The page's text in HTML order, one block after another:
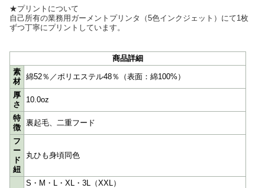
★プリントについて
自己所有の業務用ガーメントプリンタ（5色インクジェット）にて1枚
ずつ丁寧にプリントしています。
商品詳細
素
材
綿52％／ポリエステル48％（表面：綿100%）
厚
さ
10.0oz
特
徴
裏起毛、二重フード
フ
ー
ド
紐
丸ひも身頃同色
S・M・L・XL・3L（XXL）